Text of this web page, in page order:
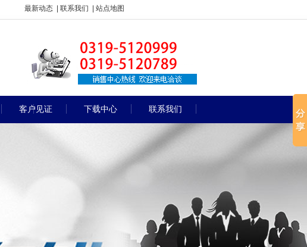
最新动态 联系我们 站点地图
客户见证 下载中心 联系我们